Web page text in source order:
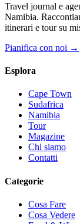
Travel journal e
Namibia.
itinerari e tour su
Pianifica con noi →
Esplora
Cape Town
Sudafrica
Namibia
Tour
Magazine
Chi siamo
Contatti
Categorie
Cosa Fare
Cosa Vedere